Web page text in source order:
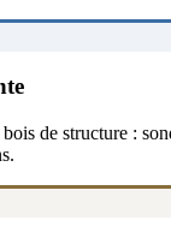
de structure :